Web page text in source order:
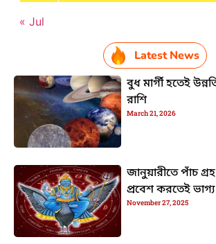
« Jul
Latest News
বুধ মার্গী হতেই
রাশি
March 21, 2026
জানুয়ারীতে পাঁচ
প্রবেশ করতেই ভাগ্য
November 27, 2025